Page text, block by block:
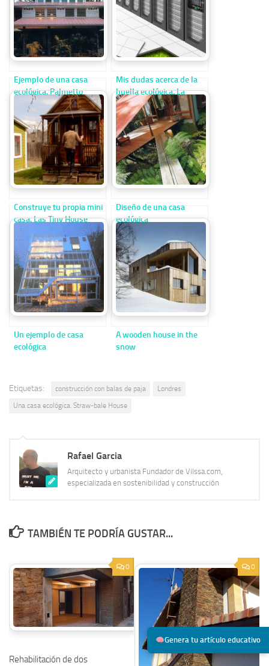
Genera tu artículo educativo
Ejemplo de una casa
ecológica. Palmetto
house, Miami, Florida.
Mis dudas acerca de la
huella ecológica. La
huella ecológica y las
empresas de internet
Construye tu propia mini
casa. Las Tiny House
Diseño de una casa
ecológica
Un ejemplo de casa
ecológica
A wooden house in the
snow
Etiquetas: construcción con balas de paja
Londres
Una casa ecológica. Straw-bale House
Rafael Garcia
Arquitecto y urbanista Fundador de Vilssa.com,
especializada en sostenibilidad y construcción
TAMBIÉN TE PODRÍA GUSTAR...
0
Rehabilitación de dos
0